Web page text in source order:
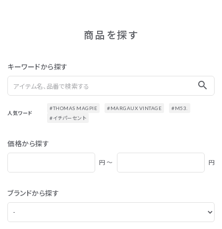
商品を探す
キーワードから探す
search
人気ワード
#THOMAS MAGPIE #MARGAUX VINTAGE
#M53.
#イチパーセント
価格から探す
円 ～ 円
ブランドから探す